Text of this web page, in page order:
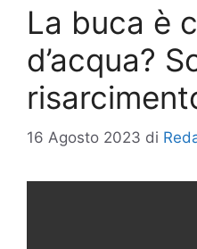
La buca è
d’acqua?
16 Agosto 2023 di